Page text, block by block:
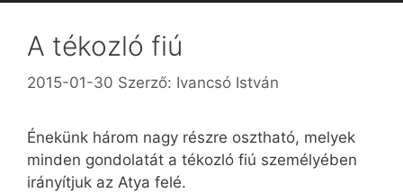
A tékozló fiú
2015-01-30 Szerző: Ivancsó István
Énekünk három nagy részre osztható, melyek
minden gondolatát a tékozló fiú személyében
irányítjuk az Atya felé.